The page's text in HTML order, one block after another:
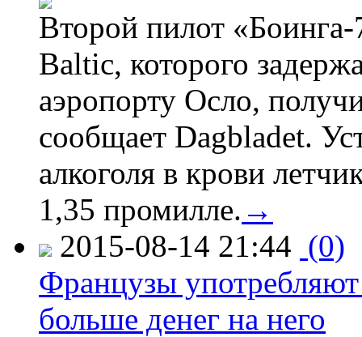
Второй пилот
Baltic, которого
аэропорту Осло,
сообщает Dagbladet.
алкоголя в крови
1,35 промилле. →
2015-08-14 21:44 (0)
Французы
больше денег на него